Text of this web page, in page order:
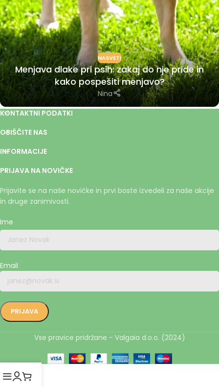
NASVETI
Menjava dlake pri psih: zakaj do nje pride in
kako pospešiti menjavo?
Nina
KONTAKTNI PODATKI
OBIŠČITE NAS
INFORMACIJE
PRIJAVA NA NOVIČKE
Prijavite se na naše novičke in prvi boste izvedeli za naše akcije
in druge zanimivosti.
Ime
Email
Vse pravice pridržane - Valgaia d.o.o. (2024)